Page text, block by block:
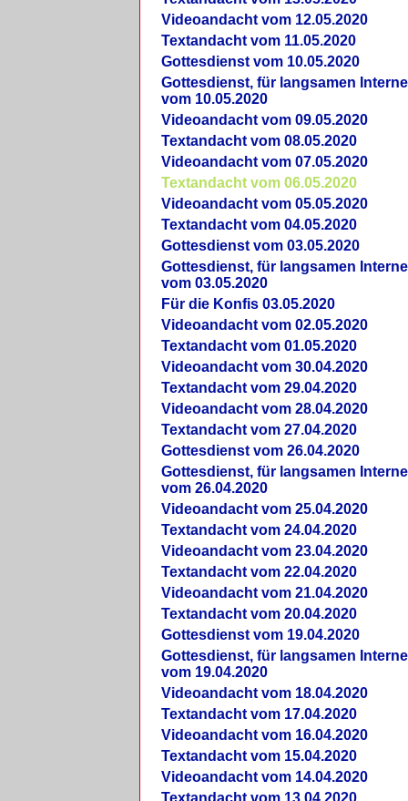
Videoandacht vom 12.05.2020
Textandacht vom 11.05.2020
Gottesdienst vom 10.05.2020
Gottesdienst, für langsamen
vom 10.05.2020
Videoandacht vom 09.05.2020
Textandacht vom 08.05.2020
Videoandacht vom 07.05.2020
Textandacht vom 06.05.2020
Videoandacht vom 05.05.2020
Textandacht vom 04.05.2020
Gottesdienst vom 03.05.2020
Gottesdienst, für langsamen
vom 03.05.2020
Für die Konfis 03.05.2020
Videoandacht vom 02.05.2020
Textandacht vom 01.05.2020
Videoandacht vom 30.04.2020
Textandacht vom 29.04.2020
Videoandacht vom 28.04.2020
Textandacht vom 27.04.2020
Gottesdienst vom 26.04.2020
Gottesdienst, für langsamen
vom 26.04.2020
Videoandacht vom 25.04.2020
Textandacht vom 24.04.2020
Videoandacht vom 23.04.2020
Textandacht vom 22.04.2020
Videoandacht vom 21.04.2020
Textandacht vom 20.04.2020
Gottesdienst vom 19.04.2020
Gottesdienst, für langsamen
vom 19.04.2020
Videoandacht vom 18.04.2020
Textandacht vom 17.04.2020
Videoandacht vom 16.04.2020
Textandacht vom 15.04.2020
Videoandacht vom 14.04.2020